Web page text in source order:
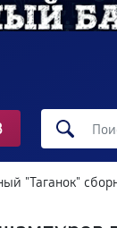
"Таганок"